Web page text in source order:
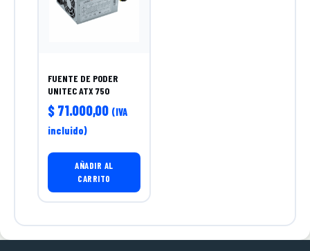
FUENTE DE PODER
UNITEC ATX 750
$ 71.000,00 (IVA
incluido)
AÑADIR AL
CARRITO